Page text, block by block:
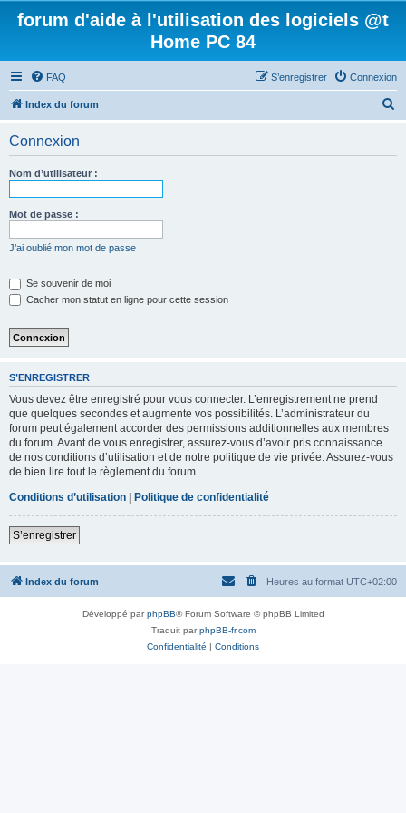
forum d'aide à l'utilisation des logiciels @t
Home PC 84
FAQ Connexion
S’enregistrer
Index du forum
Connexion
Nom d’utilisateur :
Mot de passe :
J’ai oublié mon mot de passe
Se souvenir de moi
Cacher mon statut en ligne pour cette session
S’ENREGISTRER
Vous devez être enregistré pour vous connecter. L’enregistrement ne prend
que quelques secondes et augmente vos possibilités. L’administrateur du
forum peut également accorder des permissions additionnelles aux membres
du forum. Avant de vous enregistrer, assurez-vous d’avoir pris connaissance
de nos conditions d’utilisation et de notre politique de vie privée. Assurez-vous
de bien lire tout le règlement du forum.
Conditions d’utilisation | Politique de confidentialité
S’enregistrer
Index du forum Heures au format UTC+02:00
Développé parphpBB® Forum Software © phpBB Limited
Traduit parphpBB-fr.com
Confidentialité | Conditions